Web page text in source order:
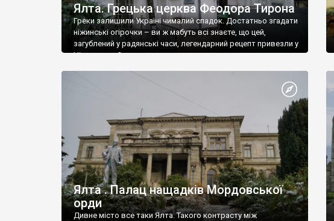
Ялта. Грецька церква Феодора Тирона
Греки залишили Україні чималий спадок. Достатньо згадати
ніжинські огірочки – ви ж мабуть всі знаєте, що цей,
загублений у радянські часи, легендарний рецепт привезли у
Ніжин греки?
Ялта . Палац нащадків Мордовської
орди
Дивне місто все таки Ялта. Такого контрасту між